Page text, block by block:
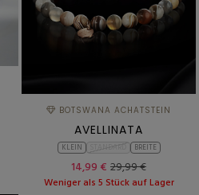
BOTSWANA ACHATSTEIN
AVELLINATA
KLEIN BREITE
14,99 € 29,99 €
Weniger als 5 Stück auf Lager